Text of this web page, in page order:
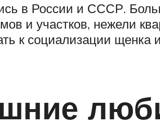
в России и СССР.
и участков, нежели
к социализации щенка